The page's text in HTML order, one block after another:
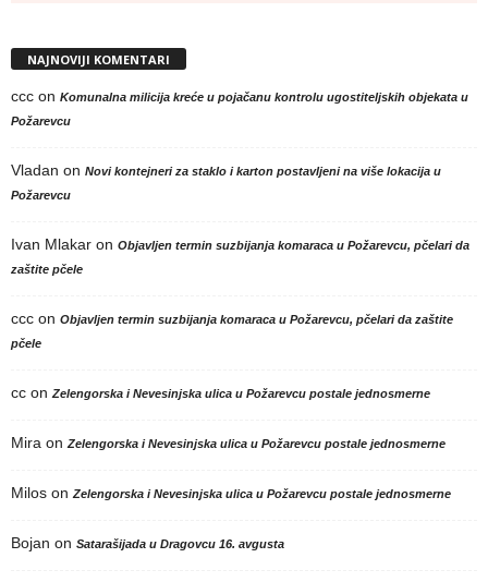
NAJNOVIJI KOMENTARI
ccc on Komunalna milicija kreće u pojačanu kontrolu ugostiteljskih objekata u
Požarevcu
Vladan on Novi kontejneri za staklo i karton postavljeni na više lokacija u
Požarevcu
Ivan Mlakar on Objavljen termin suzbijanja komaraca u Požarevcu, pčelari da
zaštite pčele
ccc on Objavljen termin suzbijanja komaraca u Požarevcu, pčelari da zaštite
pčele
cc on Zelengorska i Nevesinjska ulica u Požarevcu postale jednosmerne
Mira on Zelengorska i Nevesinjska ulica u Požarevcu postale jednosmerne
Milos on Zelengorska i Nevesinjska ulica u Požarevcu postale jednosmerne
Bojan on Satarašijada u Dragovcu 16. avgusta